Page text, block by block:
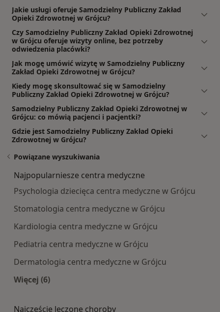
Jakie usługi oferuje Samodzielny Publiczny Zakład
Opieki Zdrowotnej w Grójcu?
Czy Samodzielny Publiczny Zakład Opieki Zdrowotnej
w Grójcu oferuje wizyty online, bez potrzeby
odwiedzenia placówki?
Jak mogę umówić wizytę w Samodzielny Publiczny
Zakład Opieki Zdrowotnej w Grójcu?
Kiedy mogę skonsultować się w Samodzielny
Publiczny Zakład Opieki Zdrowotnej w Grójcu?
Samodzielny Publiczny Zakład Opieki Zdrowotnej w
Grójcu: co mówią pacjenci i pacjentki?
Gdzie jest Samodzielny Publiczny Zakład Opieki
Zdrowotnej w Grójcu?
Powiązane wyszukiwania
Najpopularniesze centra medyczne
Psychologia dziecięca centra medyczne w Grójcu
Stomatologia centra medyczne w Grójcu
Kardiologia centra medyczne w Grójcu
Pediatria centra medyczne w Grójcu
Dermatologia centra medyczne w Grójcu
Więcej (6)
Najczęście leczone choroby